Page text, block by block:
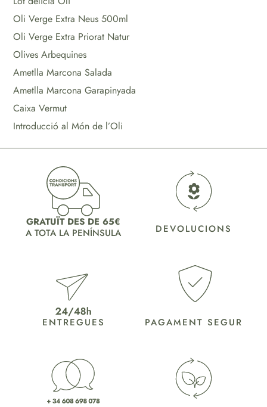
Oli Verge Extra Neus 500ml
Oli Verge Extra Priorat Natur
Olives Arbequines
Ametlla Marcona Salada
Ametlla Marcona Garapinyada
Caixa Vermut
Introducció al Món de l’Oli
GRATUÏT DES DE 65€
A TOTA LA PENÍNSULA
ENTREGUES
DEVOLUCIONS
PAGAMENT SEGUR